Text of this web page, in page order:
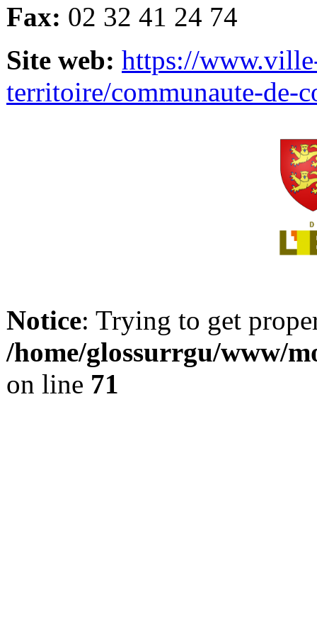
Fax: 02 32 41 24 74
Site web: https://
territoire/communaute-de-
Notice: Trying to get
/home/glossurrgu/www/
on line 71